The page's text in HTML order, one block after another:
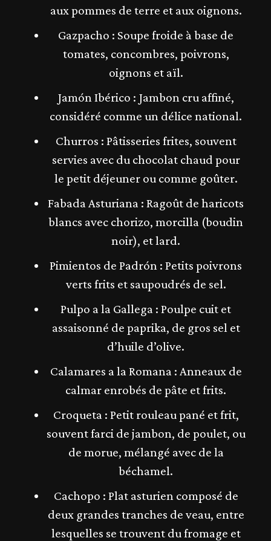
aux pommes de terre et aux oignons.
Gazpacho : Soupe froide à base de
tomates, concombres, poivrons,
oignons et aïl.
Jamón Ibérico : Jambon cru affiné,
considéré comme un délice national.
Churros : Pâtisseries frites, souvent
servies avec du chocolat chaud pour
le petit déjeuner ou comme goûter.
Fabada Asturiana : Ragoût de haricots
blancs avec chorizo, morcilla (boudin
noir), et lard.
Pimientos de Padrón : Petits poivrons
verts frits et saupoudrés de sel.
Pulpo a la Gallega : Poulpe cuit et
assaisonné de paprika, de gros sel et
d’huile d’olive.
Calamares a la Romana : Anneaux de
calmar enrobés de pâte et frits.
Croqueta : Petit rouleau pané et frit,
souvent farci de jambon, de poulet, ou
de morue, mélangé avec de la
béchamel.
Cachopo : Plat asturien composé de
deux grandes tranches de veau, entre
lesquelles se trouvent du fromage et